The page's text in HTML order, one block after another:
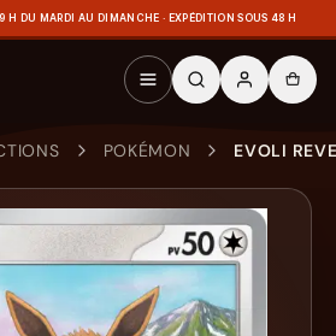
H DU MARDI AU DIMANCHE · EXPÉDITION SOUS 48 H
POKÉMON EVOLI